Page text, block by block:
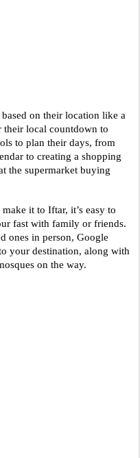
on their location like a
their local countdown to
to plan their days, from
to creating a shopping
the supermarket buying
it to Iftar, it’s easy to
fast with family or friends.
ones in person, Google
your destination, along with
on the way.